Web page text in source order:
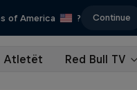
of America ? Continue
Atletët Red Bull TV